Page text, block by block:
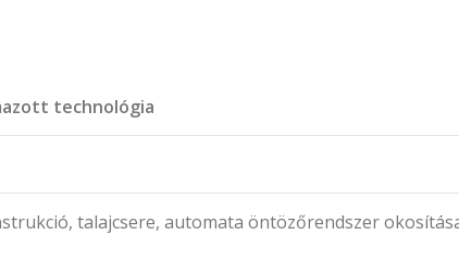
technológia
talajcsere, automata öntözőrendszer